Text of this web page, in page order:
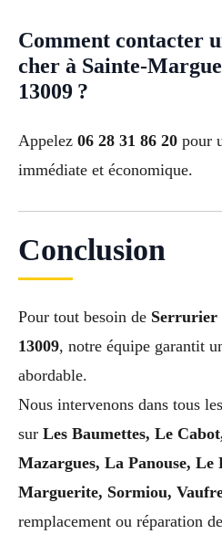
Comment contacter
cher à Sainte-
13009 ?
Appelez 06 28 31 86 20 pour
immédiate et économique.
Conclusion
Pour tout besoin de Serrurier
13009, notre équipe garantit
abordable.
Nous intervenons dans tous
sur Les Baumettes, Le
Mazargues, La Panouse, Le
Marguerite, Sormiou,
remplacement ou réparation